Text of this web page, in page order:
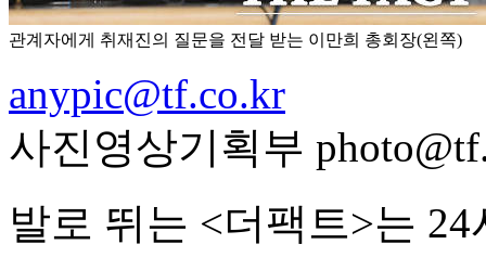
관계자에게 취재진의 질문을 전달 받는 이만희 총회장(왼쪽)
anypic@tf.co.kr
사진영상기획부
발로 뛰는 <더팩트>는